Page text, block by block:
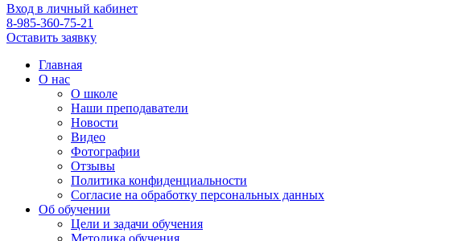
Вход в личный кабинет
8-985-360-75-21
Оставить заявку
Главная
О нас
О школе
Наши преподаватели
Новости
Видео
Фотографии
Отзывы
Политика конфиденциальности
Согласие на обработку персональных данных
Об обучении
Цели и задачи обучения
Методика обучения